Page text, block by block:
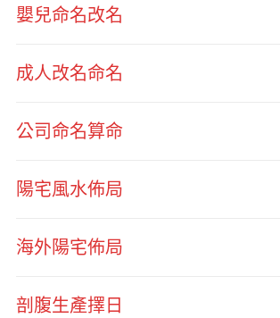
嬰兒命名改名
成人改名命名
公司命名算命
陽宅風水佈局
海外陽宅佈局
剖腹生產擇日